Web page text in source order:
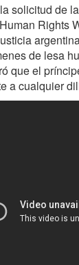
solicitud de
Rights
de lesa
que el
a cualquier